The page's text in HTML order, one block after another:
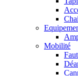
Mobilité